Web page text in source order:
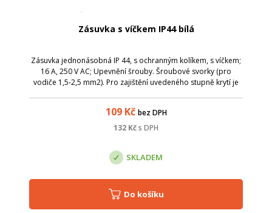
Zásuvka s víčkem IP44 bílá
Zásuvka jednonásobná IP 44, s ochranným kolíkem, s víčkem;
16 A, 250 V AC; Upevnění šrouby. Šroubové svorky (pro
vodiče 1,5-2,5 mm2). Pro zajištění uvedeného stupně krytí je
109Kč bez DPH
132 Kčs DPH
SKLADEM
Do košíku